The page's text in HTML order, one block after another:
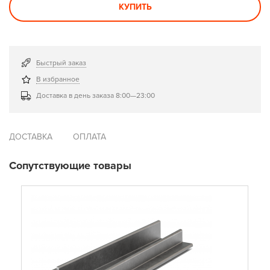
КУПИТЬ
Быстрый заказ
В избранное
Доставка в день заказа 8:00—23:00
ДОСТАВКА ОПЛАТА
Сопутствующие товары